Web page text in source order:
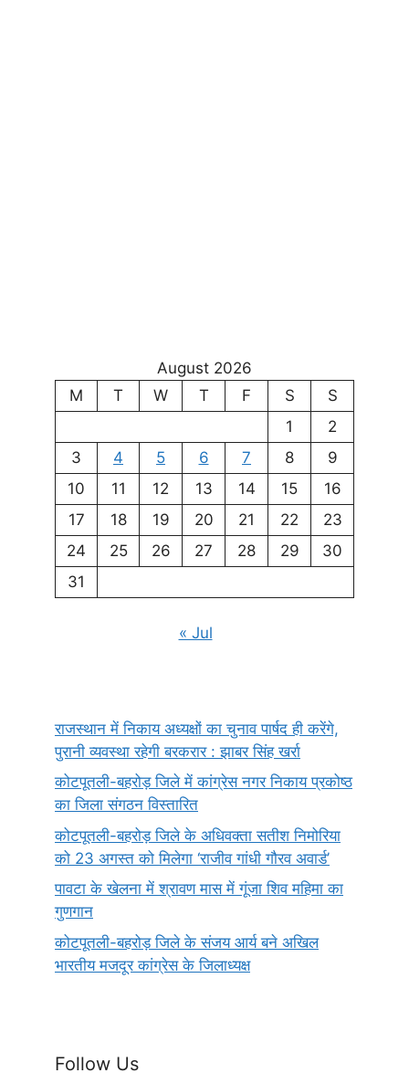
August 2026
M
T W T F S
S
1
2
3
4 5 6 7 8
9
10
11 12 13 14 15
16
17
18 19 20 21 22
23
24
25 26 27 28 29
30
31
« Jul
राजस्थान में निकाय अध्यक्षों का चुनाव पार्षद ही करेंगे,
पुरानी व्यवस्था रहेगी बरकरार : झाबर सिंह खर्रा
कोटपूतली-बहरोड़ जिले में कांग्रेस नगर निकाय प्रकोष्ठ
का जिला संगठन विस्तारित
कोटपूतली-बहरोड़ जिले के अधिवक्ता सतीश निमोरिया
को 23 अगस्त को मिलेगा ‘राजीव गांधी गौरव अवार्ड’
पावटा के खेलना में श्रावण मास में गूंजा शिव महिमा का
गुणगान
कोटपूतली-बहरोड़ जिले के संजय आर्य बने अखिल
भारतीय मजदूर कांग्रेस के जिलाध्यक्ष
Follow Us